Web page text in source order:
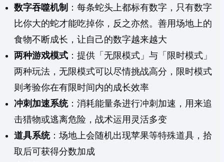
数字吞噬机制 ：每条蛇头上都标有数字，只有数字
比你大的蛇才能吃掉你，反之亦然。善用场地上的
食物不断成长，让自己的数字越来越大
两种游戏模式 ：提供「无限模式」与「限时模式」
两种玩法，无限模式可以尽情挑战高分，限时模式
则考验你在有限时间内的成长效率
冲刺加速系统：消耗能量条进行冲刺加速，用来追
击猎物或逃离危险，战术运用灵活多变
道具系统：场地上会随机出现苹果等特殊道具，拾
取后可获得分数加成